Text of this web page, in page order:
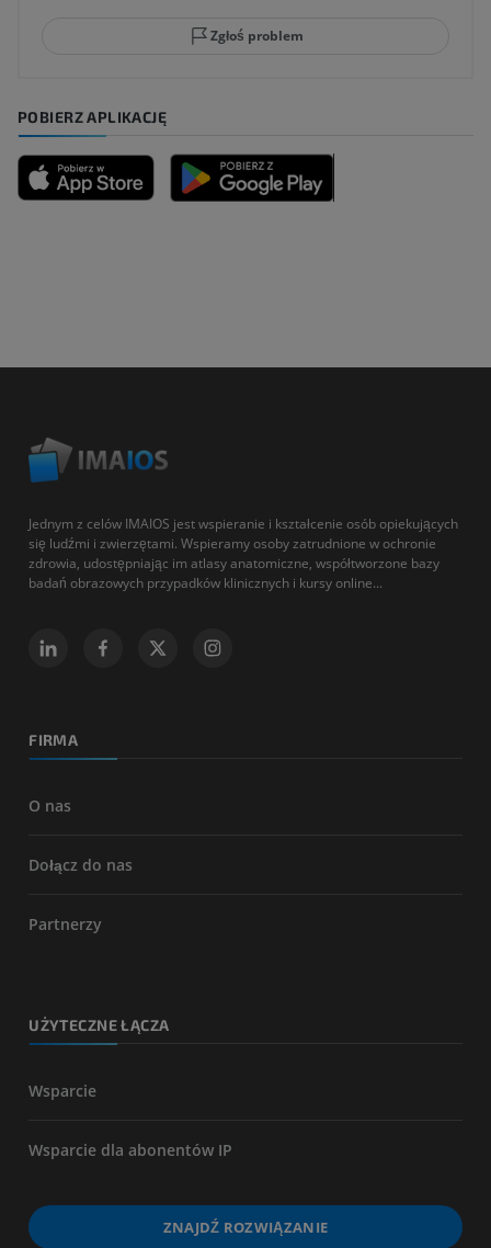
Zgłoś problem
POBIERZ APLIKACJĘ
Jednym z celów IMAIOS jest wspieranie i kształcenie osób opiekujących
się ludźmi i zwierzętami. Wspieramy osoby zatrudnione w ochronie
zdrowia, udostępniając im atlasy anatomiczne, współtworzone bazy
badań obrazowych przypadków klinicznych i kursy online...
FIRMA
O nas
Dołącz do nas
Partnerzy
UŻYTECZNE ŁĄCZA
Wsparcie
Wsparcie dla abonentów IP
ZNAJDŹ ROZWIĄZANIE